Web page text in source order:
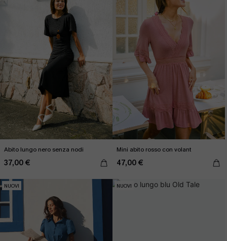
Abito lungo nero senza nodi
37,00 €
Mini abito rosso con volant
47,00 €
NUOVI NUOVI